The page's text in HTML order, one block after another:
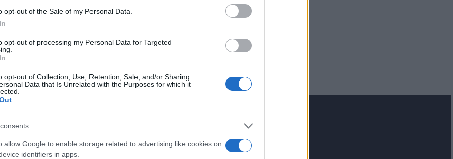
opt-out of the Sale of my Personal Data.
opt-out of processing my Personal Data for Targeted
opt-out of Collection, Use, Retention, Sale, and/or Sharing
Data that Is Unrelated with the Purposes for which it
allow Google to enable storage related to advertising like cookies on
identifiers in apps.
Τουρκία: Μετά το... φρένο για τα F-35
μην μένεις στο σκοτάδι... ακολούθησε το Flash.gr